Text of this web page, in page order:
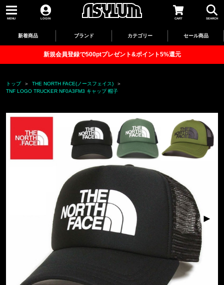
MENU LOGIN CART SEARCH
新着商品 ブランド カテゴリー セール商品
新規会員登録で500ptプレゼント&ポイント5%還元
トップ
THE NORTH FACE(ノースフェイス)
TNF LOGO TRUCKER NF0A3FM3 キャップ 帽子